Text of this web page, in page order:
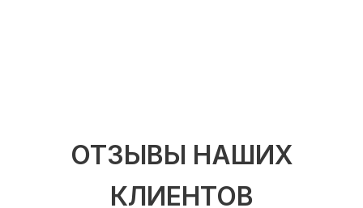
ОТЗЫВЫ НАШИХ
КЛИЕНТОВ